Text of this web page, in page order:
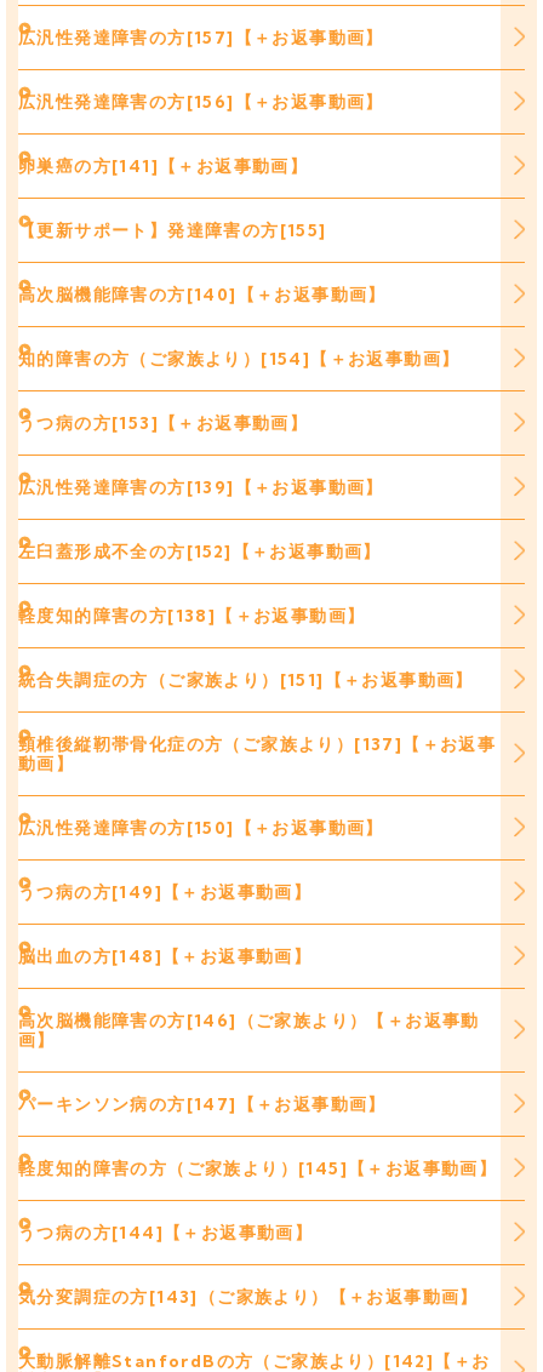
広汎性発達障害の方[157]【＋お返事動画】
広汎性発達障害の方[156]【＋お返事動画】
卵巣癌の方[141]【＋お返事動画】
【更新サポート】発達障害の方[155]
高次脳機能障害の方[140]【＋お返事動画】
知的障害の方（ご家族より）[154]【＋お返事動画】
うつ病の方[153]【＋お返事動画】
広汎性発達障害の方[139]【＋お返事動画】
左臼蓋形成不全の方[152]【＋お返事動画】
軽度知的障害の方[138]【＋お返事動画】
統合失調症の方（ご家族より）[151]【＋お返事動画】
頸椎後縦靭帯骨化症の方（ご家族より）[137]【＋お返事
動画】
広汎性発達障害の方[150]【＋お返事動画】
うつ病の方[149]【＋お返事動画】
脳出血の方[148]【＋お返事動画】
高次脳機能障害の方[146]（ご家族より）【＋お返事動
画】
パーキンソン病の方[147]【＋お返事動画】
軽度知的障害の方（ご家族より）[145]【＋お返事動画】
うつ病の方[144]【＋お返事動画】
気分変調症の方[143]（ご家族より）【＋お返事動画】
大動脈解離StanfordBの方（ご家族より）[142]【＋お